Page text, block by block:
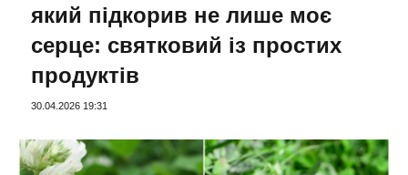
який підкорив не лише моє
серце: святковий із простих
продуктів
30.04.2026 19:31